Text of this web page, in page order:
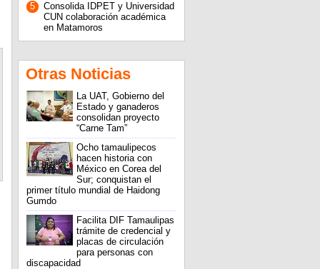
5
Consolida IDPET y Universidad
CUN colaboración académica
en Matamoros
Otras Noticias
La UAT, Gobierno del
Estado y ganaderos
consolidan proyecto
“Carne Tam”
Ocho tamaulipecos
hacen historia con
México en Corea del
Sur; conquistan el
primer título mundial de Haidong
Gumdo
Facilita DIF Tamaulipas
trámite de credencial y
placas de circulación
para personas con
discapacidad